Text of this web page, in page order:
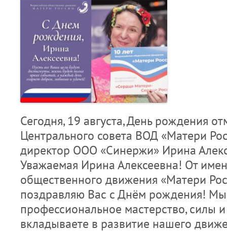
Сегодня, 19 августа, День рождения
Центрального совета ВОД «Матери
директор ООО «Синержи» Ирина
Уважаемая Ирина Алексеевна! От
общественного движения «Матери
поздравляю Вас с Днём рождения!
профессиональное мастерство, силы
вкладываете в развитие нашего